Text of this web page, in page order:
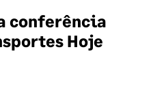
conferência
Hoje